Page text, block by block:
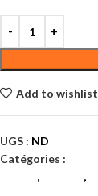
Add to wishlist
UGS : ND
Catégories :
, ,